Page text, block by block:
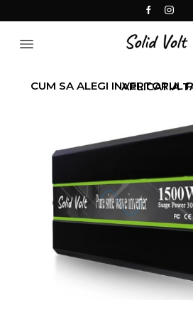
CUM SA ALEGI INVERTORUL POTRIVIT PENTRU